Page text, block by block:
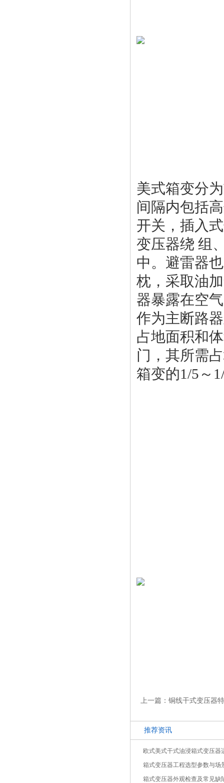
美式箱变分
间隔内包括
开关，插入
变压器绕 组
中。避雷器
枕，采取油
器暴露在空
作为主断路
占地面积和
门，其所需
箱变的1/5～
上一篇：铜线干式变压器
推荐资讯
欧式美式干式油浸箱式变压器
箱式变压器工程选型参数与场
箱式变压器外观检查及常见缺